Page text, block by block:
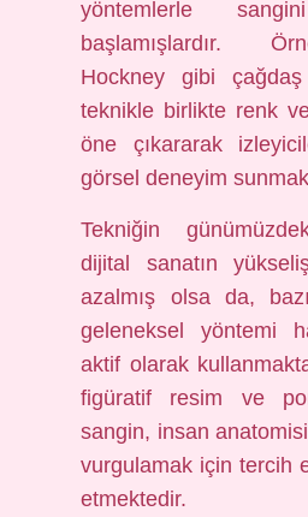
yöntemlerle
başlamışlardır.
Hockney gibi
teknikle birlikte renk ve
öne çıkararak
görsel deneyim
Tekniğin
dijital sanatın
azalmış olsa da,
geleneksel yöntemi
aktif olarak
figüratif resim ve
sangin, insan
vurgulamak için tercih
etmektedir.